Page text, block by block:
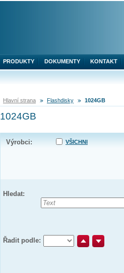
Hlavní strana Flashdisky 1024GB
1024GB
Výrobci: VŠICHNI
Hledat:
Řadit podle:
PRODUKTY DOKUMENTY KONTAKT